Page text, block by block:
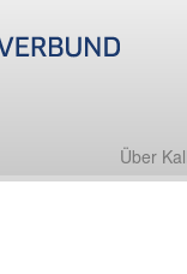
Über